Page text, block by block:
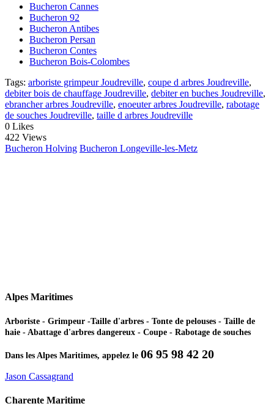
Bucheron Cannes
Bucheron 92
Bucheron Antibes
Bucheron Persan
Bucheron Contes
Bucheron Bois-Colombes
Tags: arboriste grimpeur Joudreville, coupe d arbres Joudreville,
debiter bois de chauffage Joudreville, debiter en buches Joudreville,
ebrancher arbres Joudreville, enoeuter arbres Joudreville, rabotage
de souches Joudreville, taille d arbres Joudreville
0 Likes
422 Views
Bucheron Holving Bucheron Longeville-les-Metz
Alpes Maritimes
Arboriste - Grimpeur -Taille d'arbres - Tonte de pelouses - Taille de
haie - Abattage d'arbres dangereux - Coupe - Rabotage de souches
Dans les Alpes Maritimes, appelez le 06 95 98 42 20
Jason Cassagrand
Charente Maritime